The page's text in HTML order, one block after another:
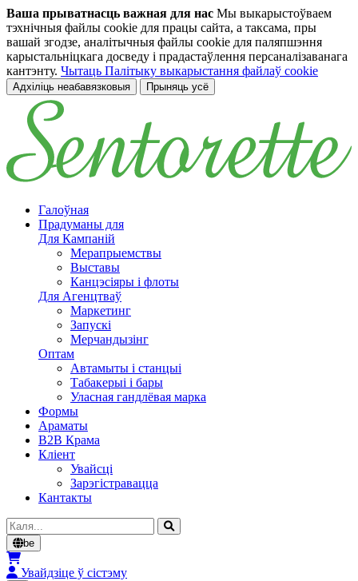
Ваша прыватнасць важная для нас Мы выкарыстоўваем
тэхнічныя файлы cookie для працы сайта, а таксама, пры
вашай згодзе, аналітычныя файлы cookie для паляпшэння
карыстальніцкага досведу і прадастаўлення персаналізаванага
кантэнту. Чытаць Палітыку выкарыстання файлаў cookie
Адхіліць неабавязковыя Прыняць усё
Перайсці да асноўнага зместу
Галоўная
Прадуманы для
Для Кампаній
Мерапрыемствы
Выставы
Канцэсіяры і флоты
Для Агенцтваў
Маркетинг
Запускі
Мерчандызінг
Оптам
Автамыты і станцыі
Табакерыі і бары
Уласная гандлёвая марка
Формы
Араматы
B2B Крама
Кліент
Увайсці
Зарэгістравацца
Кантакты
Cerca
be
Увайдзіце ў сістэму